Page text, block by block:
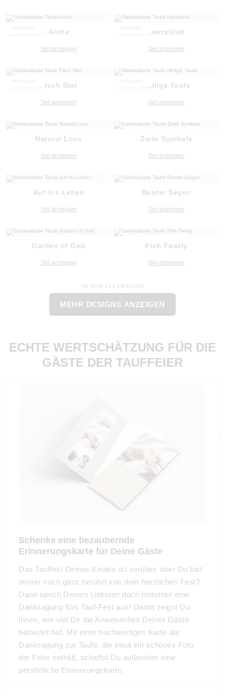
Arche
Set anzeigen
Herzstück
Set anzeigen
Fisch Slot
Set anzeigen
Heilige Taufe
Set anzeigen
Natural Love
Set anzeigen
Zarte Symbole
Set anzeigen
Auf ins Leben
Set anzeigen
Bunter Segen
Set anzeigen
Garden of God
Set anzeigen
Fish Family
Set anzeigen
48 VON 203 DESIGNS
MEHR DESIGNS ANZEIGEN
ECHTE WERTSCHÄTZUNG FÜR DIE
GÄSTE DER TAUFFEIER
Schenke eine bezaubernde
Erinnerungskarte für Deine Gäste
Das Tauffest Deines Kindes ist vorüber, aber Du bist
immer noch ganz berührt von dem herzlichen Fest?
Dann sprich Deinen Liebsten doch hinterher eine
Danksagung fürs Tauf-Fest aus! Damit zeigst Du
ihnen, wie viel Dir die Anwesenheit Deiner Gäste
bedeutet hat. Mit einer hochwertigen Karte als
Danksagung zur Taufe, die etwa ein schönes Foto
der Feier enthält, schaffst Du außerdem eine
persönliche Erinnerungskarte.